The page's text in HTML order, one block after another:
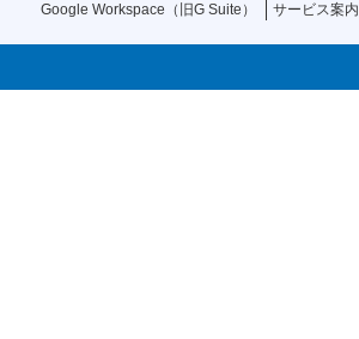
Google Workspace（旧G Suite） サービス案内